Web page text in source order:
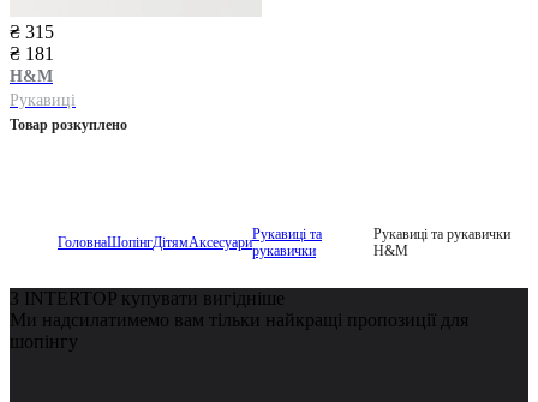
₴ 315
₴ 181
H&M
Рукавиці
Товар розкуплено
ГоловнаШопінгДітямАксесуариРукавиці та
рукавички
Рукавиці та рукавички
H&M
З INTERTOP купувати вигідніше
Ми надсилатимемо вам тільки найкращі пропозиції для
шопінгу